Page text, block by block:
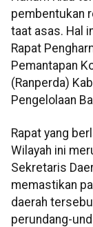
pembentukan
taat asas. Hal
Rapat
Pemantapan
(Ranperda)
Pengelolaan
Rapat yang
Wilayah ini
Sekretaris
memastikan
daerah
perundang-